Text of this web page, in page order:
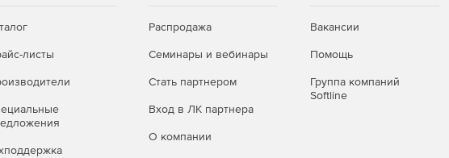
(через заявки в HelpDesk) в течение 1
инструменты разработки и оптимизации,
предусматривает бесплатное получение
техподдержку (через заявки в HelpDesk,
листы
Распродажа
Семинары и вебинары
Стать партнером
Вход в ЛК партнера
О компании
Вакансии
Помощь
Группа компаний
Softline